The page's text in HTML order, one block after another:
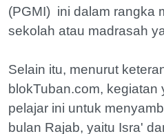
(PGMI) ini dalam rangka
sekolah atau madrasah
Selain itu, menurut
blokTuban.com, kegiatan
pelajar ini untuk
bulan Rajab, yaitu Isra'